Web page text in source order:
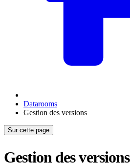
Datarooms
Gestion des versions
Sur cette page
Gestion des versions